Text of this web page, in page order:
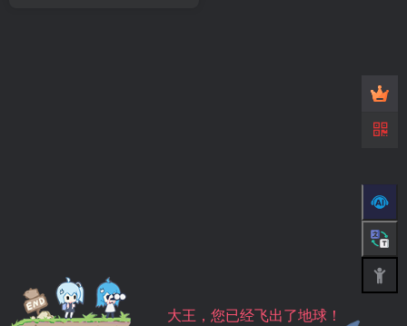
大王，您已经飞出了地球！